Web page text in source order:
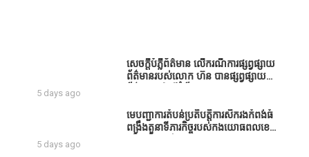
សេចក្តីបំភ្លឺព័ត៌មាន លេីករណីការផ្សព្វផ្សាយ
ព័ត៌មានរបស់លោក ហ៊ន បានផ្សព្វផ្សាយ
២០២៦ នេះ ដោយបានដាក់ចំណងជើងថា
«ខេត្តកំពង់ធំ សូមសំណូមពរទៅដល់
5 days ago
មេបញ្ជាការតំបន់ប្រតិបត្តិការសឹករងកំពង់ធំ
ពង្រឹងតួនាទីភារកិច្ចរបស់កងយោធពលខេមរ
5 days ago